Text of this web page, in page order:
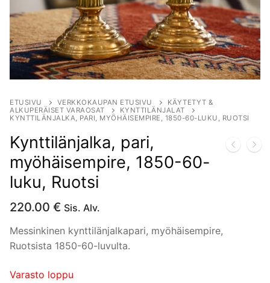
ETUSIVU VERKKOKAUPAN ETUSIVU
KÄYTETYT &
ALKUPERÄISET VARAOSAT
KYNTTILÄNJALAT
KYNTTILÄNJALKA, PARI, MYÖHÄISEMPIRE, 1850-60-LUKU, RUOTSI
Kynttilänjalka, pari,
myöhäisempire, 1850-60-
luku, Ruotsi
220.00 € Sis. Alv.
Messinkinen kynttilänjalkapari, myöhäisempire,
Ruotsista 1850-60-luvulta.
Varasto loppu